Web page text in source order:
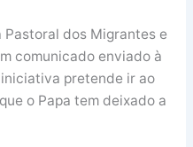
Pastoral dos Migrantes e
comunicado enviado à
iniciativa pretende ir ao
o Papa tem deixado a